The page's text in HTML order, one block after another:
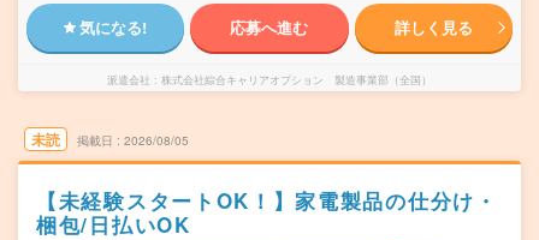
気になる! 応募へ進む 詳しく見る
派遣会社 株式会社綜合キャリアオプション 製造事業部（全国）
未読 掲載日 2026/08/05
【未経験スタートOK！】家電製品の仕分け・
梱包/日払いOK